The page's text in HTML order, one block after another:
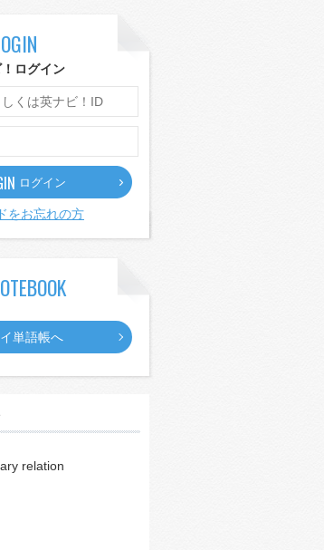
ログイン
ログイン
をお忘れの方
単語帳へ
relation